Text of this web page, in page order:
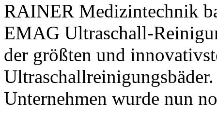
RAINER Medizintechnik
EMAG Ultraschall-
der größten und
Unternehmen wurde nun